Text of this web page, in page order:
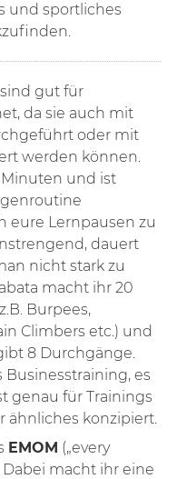
und sportliches
gut für
da sie auch mit
oder mit
werden können.
Minuten und ist
eure Lernpausen zu
dauert
nicht stark zu
macht ihr 20
Burpees,
Climbers etc.) und
8 Durchgänge.
Businesstraining, es
genau für Trainings
ähnliches konzipiert.
EMOM („every
macht ihr eine